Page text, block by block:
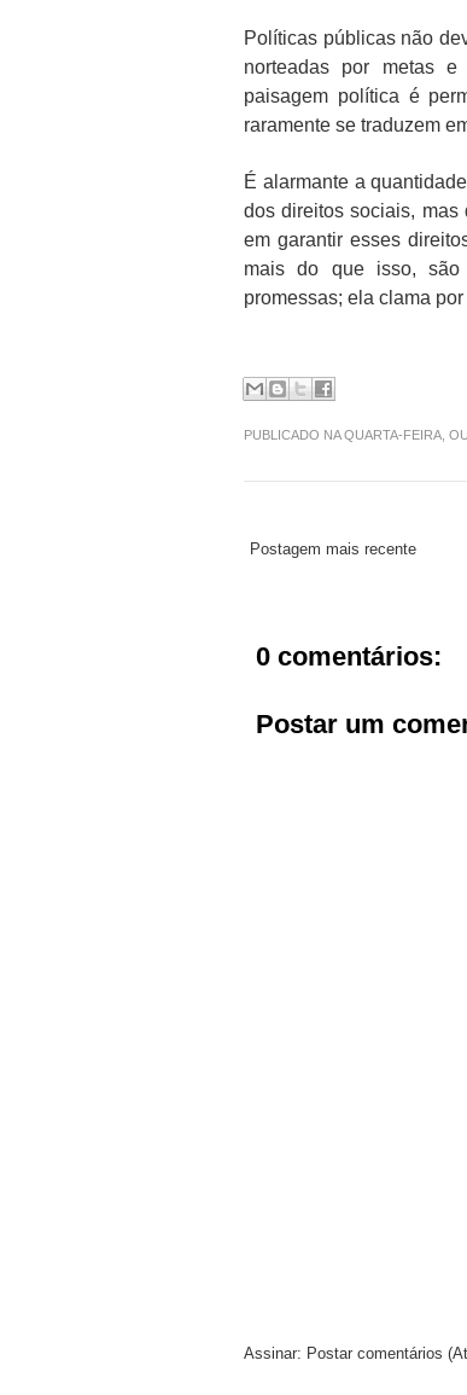
Políticas públicas não
norteadas por metas e
paisagem política é
raramente se traduzem
É alarmante a
dos direitos sociais, mas
em garantir esses
mais do que isso, são
promessas; ela clama
PUBLICADO NA QUARTA-FEIRA,
Postagem mais recente
0 comentários:
Postar um
Assinar: Postar comentários